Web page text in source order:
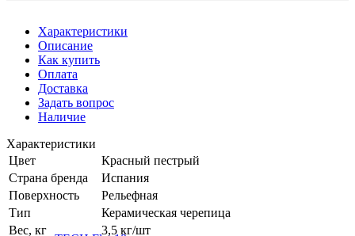
Характеристики
Описание
Как купить
Оплата
Доставка
Задать вопрос
Наличие
Характеристики
Цвет
Красный пестрый
Страна бренда
Испания
Поверхность
Рельефная
Тип
Керамическая черепица
Вес, кг
3,5 кг/шт